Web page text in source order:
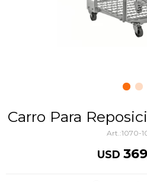
Carro Para
1070-
USD